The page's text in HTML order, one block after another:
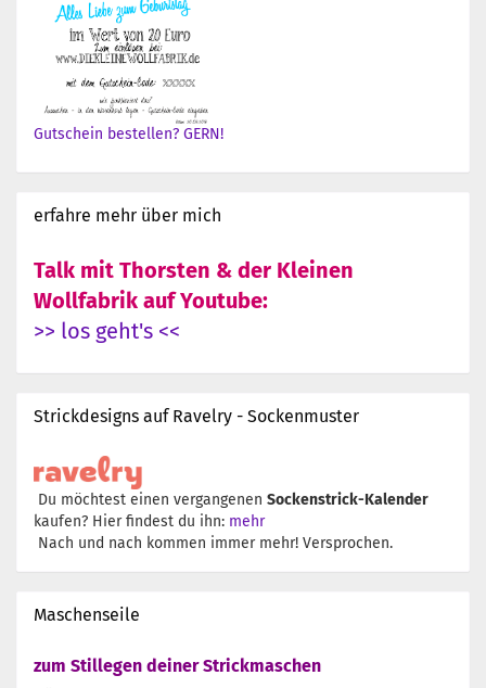
Gutschein bestellen? GERN!
erfahre mehr über mich
Talk mit Thorsten & der Kleinen
Wollfabrik auf Youtube:
>> los geht's <<
Strickdesigns auf Ravelry - Sockenmuster
Du möchtest einen vergangenen Sockenstrick-Kalender
kaufen? Hier findest du ihn: mehr
Nach und nach kommen immer mehr! Versprochen.
Maschenseile
zum Stillegen deiner Strickmaschen